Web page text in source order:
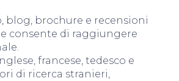
blog, brochure e recensioni
consente di raggiungere
francese, tedesco e
di ricerca stranieri,